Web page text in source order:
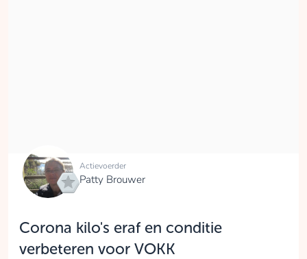
Actievoerder
Patty Brouwer
Corona kilo's eraf en conditie
verbeteren voor VOKK